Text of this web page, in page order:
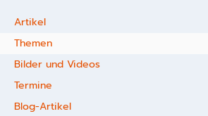
Artikel
Themen
Bilder und Videos
Termine
Blog-Artikel